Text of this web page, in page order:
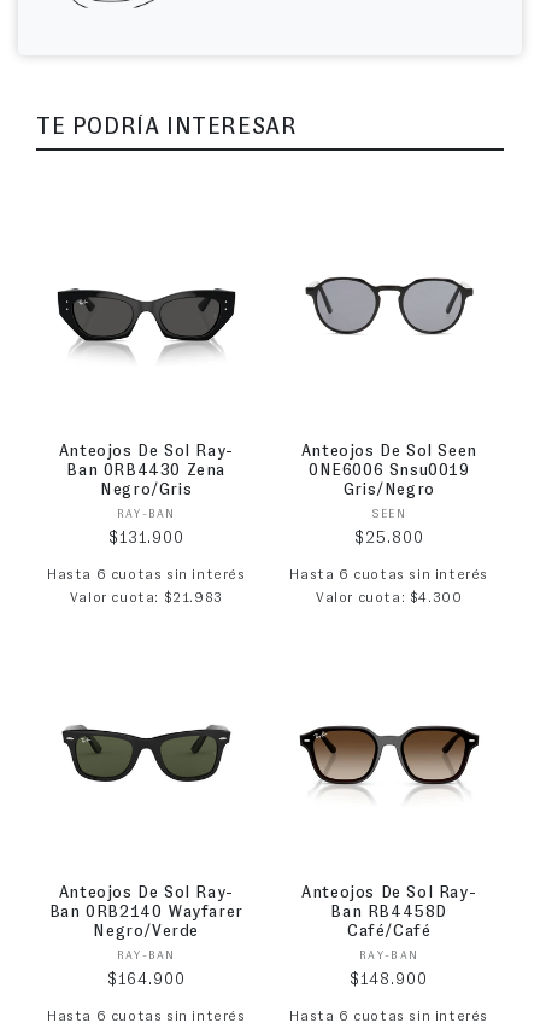
TE PODRÍA INTERESAR
Anteojos De Sol Ray-
Ban 0RB4430 Zena
Negro/Gris
Proveedor:
RAY-BAN
Precio habitual
$131.900
Hasta 6 cuotas sin interés
Valor cuota: $21.983
Anteojos De Sol Seen
0NE6006 Snsu0019
Gris/Negro
Proveedor:
SEEN
Precio habitual
$25.800
Hasta 6 cuotas sin interés
Valor cuota: $4.300
Anteojos De Sol Ray-
Ban 0RB2140 Wayfarer
Negro/Verde
Proveedor:
RAY-BAN
Precio habitual
$164.900
Hasta 6 cuotas sin interés
Anteojos De Sol Ray-
Ban RB4458D
Café/Café
Proveedor:
RAY-BAN
Precio habitual
$148.900
Hasta 6 cuotas sin interés